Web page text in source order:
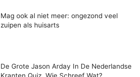
Mag ook al niet meer: ongezond veel
zuipen als huisarts
De Grote Jason Arday In De Nederlandse
Kranten Quiz. Wie Schreef Wat?